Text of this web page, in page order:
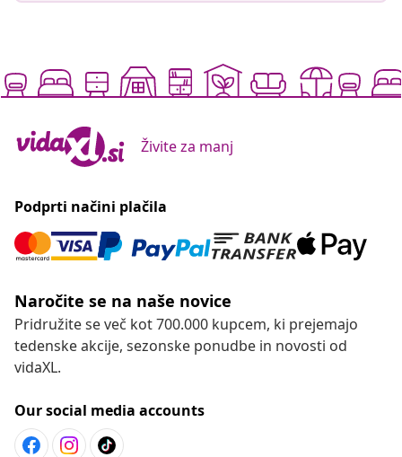
Živite za manj
Podprti načini plačila
Naročite se na naše novice
Pridružite se več kot 700.000 kupcem, ki prejemajo
tedenske akcije, sezonske ponudbe in novosti od
vidaXL.
Our social media accounts